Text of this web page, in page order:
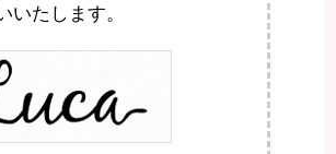
いたします。